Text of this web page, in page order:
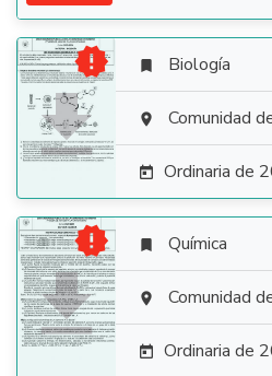

  Biología
 Comunidad
 Ordinaria de

  Química
 Comunidad
 Ordinaria de